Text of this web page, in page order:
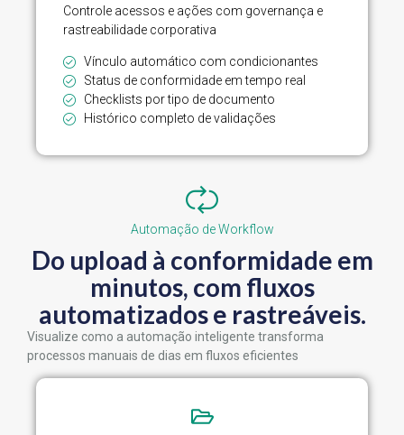
Controle acessos e ações com governança e
rastreabilidade corporativa
Vínculo automático com condicionantes
Status de conformidade em tempo real
Checklists por tipo de documento
Histórico completo de validações
Automação de Workflow
Do upload à conformidade em
minutos, com fluxos
automatizados e rastreáveis.
Visualize como a automação inteligente transforma
processos manuais de dias em fluxos eficientes